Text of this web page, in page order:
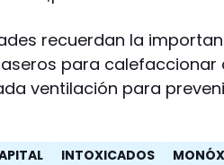
recuerdan la
para
ventilación para
INTOXICADOS